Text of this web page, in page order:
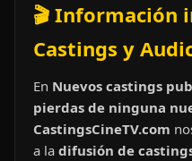
🎬 Información
Castings y
En Nuevos castings
pierdas de ninguna
CastingsCineTV.com
a la difusión de